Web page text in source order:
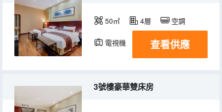
50㎡ 4層 空調
電視機 查看供應
3號樓豪華雙床房